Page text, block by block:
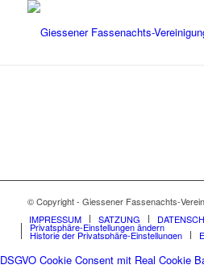
© Copyright - Giessener Fassenachts-
IMPRESSUM
SATZUNG
Privatsphäre-Einstellungen ändern
Historie der Privatsphäre-Einstellungen
DSGVO Cookie Consent mit Real Cookie